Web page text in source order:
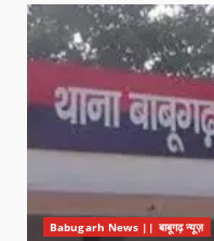
Babugarh News || बाबूगढ़ न्यूज़